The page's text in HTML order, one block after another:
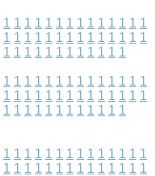
1 1 1 1 1 1 1 1 1 1 1 1 1 1
1 1 1 1 1 1 1 1 1 1 1 1 1 1
1 1 1 1 1 1 1 1 1 1 1 1
1 1 1 1 1 1 1 1 1 1 1 1 1 1
1 1 1 1 1 1 1 1 1 1 1 1 1 1
1 1 1 1 1 1 1 1 1 1 1 1
1 1 1 1 1 1 1 1 1 1 1 1 1 1
1 1 1 1 1 1 1 1 1 1 1 1 1 1